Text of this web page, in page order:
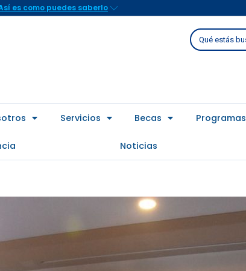
es como puedes saberlo
Buscar
Servicios Becas Programas
Noticias